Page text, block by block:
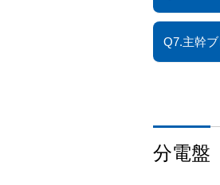
Q7.主幹
分電盤